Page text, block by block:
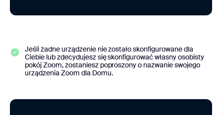
Jeśli żadne urządzenie nie zostało skonfigurowane dla
Ciebie lub zdecydujesz się skonfigurować własny osobisty
pokój Zoom, zostaniesz poproszony o nazwanie swojego
urządzenia Zoom dla Domu.